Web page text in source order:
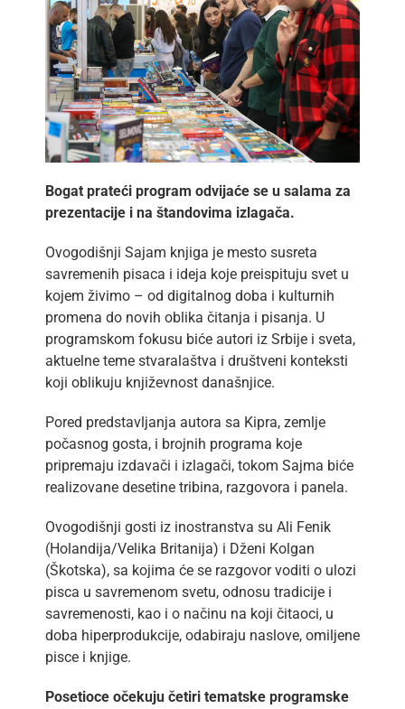
Bogat prateći program odvijaće se u salama za
prezentacije i na štandovima izlagača.
Ovogodišnji Sajam knjiga je mesto susreta
savremenih pisaca i ideja koje preispituju svet u
kojem živimo – od digitalnog doba i kulturnih
promena do novih oblika čitanja i pisanja. U
programskom fokusu biće autori iz Srbije i sveta,
aktuelne teme stvaralaštva i društveni konteksti
koji oblikuju književnost današnjice.
Pored predstavljanja autora sa Kipra, zemlje
počasnog gosta, i brojnih programa koje
pripremaju izdavači i izlagači, tokom Sajma biće
realizovane desetine tribina, razgovora i panela.
Ovogodišnji gosti iz inostranstva su Ali Fenik
(Holandija/Velika Britanija) i Dženi Kolgan
(Škotska), sa kojima će se razgovor voditi o ulozi
pisca u savremenom svetu, odnosu tradicije i
savremenosti, kao i o načinu na koji čitaoci, u
doba hiperprodukcije, odabiraju naslove, omiljene
pisce i knjige.
Posetioce očekuju četiri tematske programske